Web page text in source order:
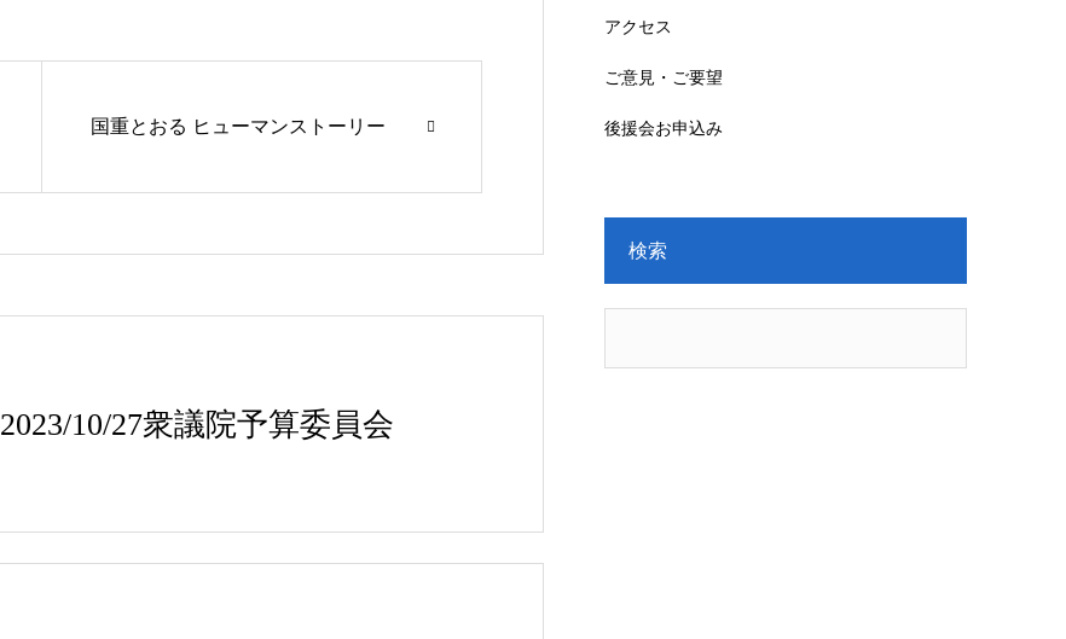
国重とおる ヒューマンストーリー
2023/10/27衆議院予算委員会
アクセス
ご意見・ご要望
後援会お申込み
検索